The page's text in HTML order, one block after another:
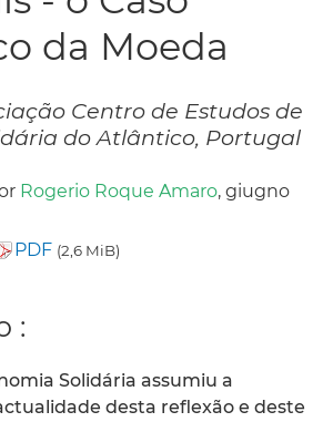
da Moeda
Centro de Estudos de
do Atlântico, Portugal
Rogerio Roque Amaro, giugno
PDF (2,6 MiB)
:
Solidária assumiu a
desta reflexão e deste